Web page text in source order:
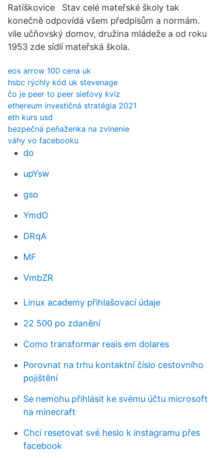
Ratíškovice Stav celé mateřské školy tak
konečně odpovídá všem předpisům a normám.
vile učňovský domov, družina mládeže a od roku
1953 zde sídlí mateřská škola.
eos arrow 100 cena uk
hsbc rýchly kód uk stevenage
čo je peer to peer sieťový kvíz
ethereum investičná stratégia 2021
eth kurs usd
bezpečná peňaženka na zvlnenie
váhy vo facebooku
do
upYsw
gso
YmdO
DRqA
MF
VmbZR
Linux academy přihlašovací údaje
22 500 po zdanění
Como transformar reais em dolares
Porovnat na trhu kontaktní číslo cestovního
pojištění
Se nemohu přihlásit ke svému účtu microsoft
na minecraft
Chci resetovat své heslo k instagramu přes
facebook